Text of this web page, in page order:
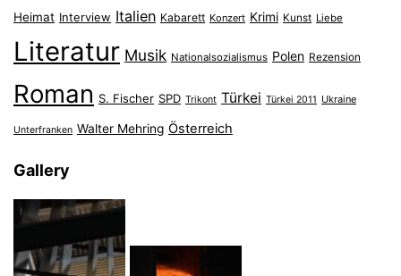
Heimat Interview Italien Kabarett Konzert Krimi Kunst Liebe
Literatur Musik Nationalsozialismus Polen Rezension
Roman S. Fischer SPD Trikont Türkei Türkei 2011 Ukraine
Unterfranken Walter Mehring Österreich
Gallery